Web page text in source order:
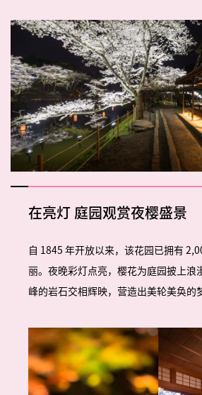
在亮灯 庭园观赏夜樱盛景
自 1845 年开放以来，该花园已拥有
丽。夜晚彩灯点亮，樱花为庭园披上浪
峰的岩石交相辉映，营造出美轮美奂的